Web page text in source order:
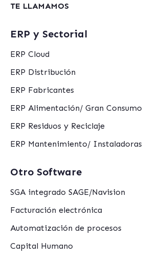
TE LLAMAMOS
ERP y Sectorial
ERP Cloud
ERP Distribución
ERP Fabricantes
ERP Alimentación/ Gran Consumo
ERP Residuos y Reciclaje
ERP Mantenimiento/ Instaladoras
Otro Software
SGA integrado SAGE/Navision
Facturación electrónica
Automatización de procesos
Capital Humano